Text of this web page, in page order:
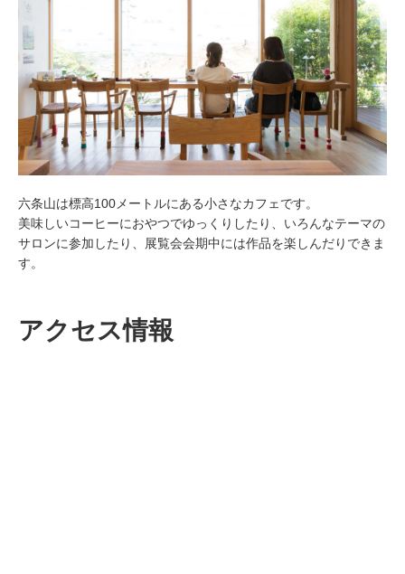
六条山は標高100メートルにある小さなカフェです。
美味しいコーヒーにおやつでゆっくりしたり、いろんなテーマの
サロンに参加したり、展覧会会期中には作品を楽しんだりできま
す。
アクセス情報